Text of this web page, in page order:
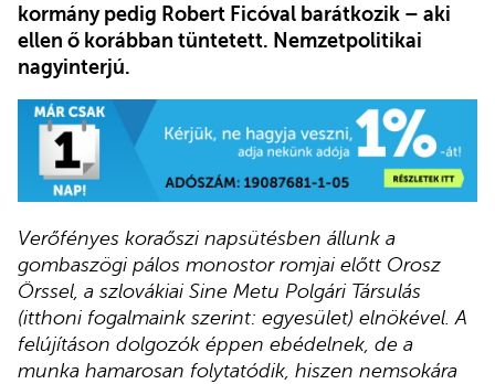
kormány pedig Robert Ficóval barátkozik – aki
ellen ő korábban tüntetett. Nemzetpolitikai
nagyinterjú.
Verőfényes koraőszi napsütésben állunk a
gombaszögi pálos monostor romjai előtt Orosz
Örssel, a szlovákiai Sine Metu Polgári Társulás
(itthoni fogalmaink szerint: egyesület) elnökével. A
felújításon dolgozók éppen ebédelnek, de a
munka hamarosan folytatódik, hiszen nemsokára